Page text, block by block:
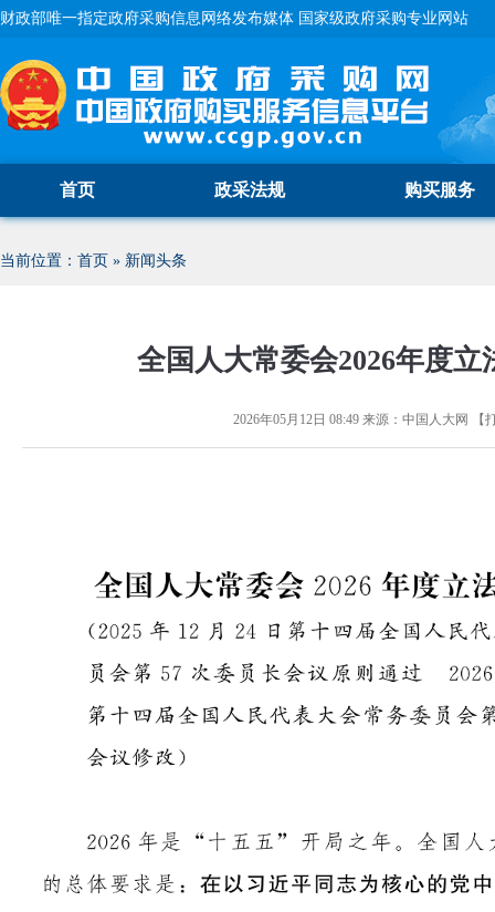
财政部唯一指定政府采购信息网络发布媒体 国家级政府采购专业网站
首页 政采法规 购买服务
当前位置： 首页 » 新闻头条
全国人大常委会2026年度立
2026年05月12日 08:49来源： 中国人大网 【